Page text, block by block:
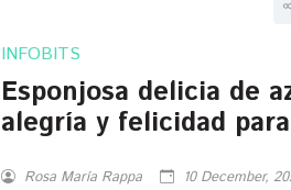
INFOBITS
Esponjosa delicia de
alegría y felicidad
Rosa María Rappa 10 December,